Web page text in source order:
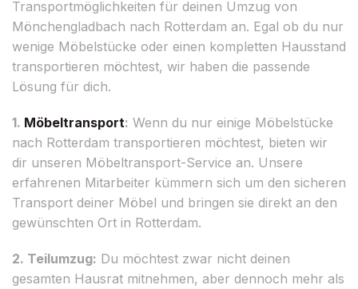
Transportmöglichkeiten für deinen Umzug von
Mönchengladbach nach Rotterdam an. Egal ob du nur
wenige Möbelstücke oder einen kompletten Hausstand
transportieren möchtest, wir haben die passende
Lösung für dich.
1. Möbeltransport: Wenn du nur einige Möbelstücke
nach Rotterdam transportieren möchtest, bieten wir
dir unseren Möbeltransport-Service an. Unsere
erfahrenen Mitarbeiter kümmern sich um den sicheren
Transport deiner Möbel und bringen sie direkt an den
gewünschten Ort in Rotterdam.
2. Teilumzug: Du möchtest zwar nicht deinen
gesamten Hausrat mitnehmen, aber dennoch mehr als